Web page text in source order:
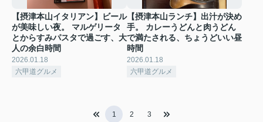
【摂津本山イタリアン】ビール
が美味しい夜。 マルゲリータ
とからすみパスタで過ごす、大
人の余白時間
2026.01.18
六甲道グルメ
【摂津本山ランチ】出汁が決め
手。 カレーうどんと肉うどん
で満たされる、ちょうどいい昼
時間
2026.01.18
六甲道グルメ
1 2 3